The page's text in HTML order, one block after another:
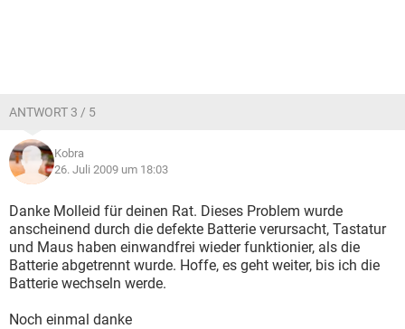
ANTWORT 3 / 5
Kobra
26. Juli 2009 um 18:03
Danke Molleid für deinen Rat. Dieses Problem wurde
anscheinend durch die defekte Batterie verursacht, Tastatur
und Maus haben einwandfrei wieder funktionier, als die
Batterie abgetrennt wurde. Hoffe, es geht weiter, bis ich die
Batterie wechseln werde.
Noch einmal danke